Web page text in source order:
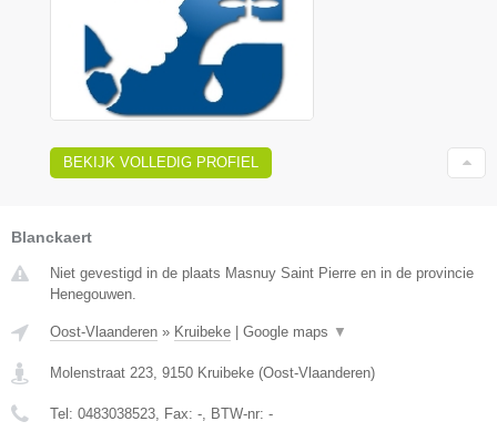
BEKIJK VOLLEDIG PROFIEL
Blanckaert
Niet gevestigd in de plaats Masnuy Saint Pierre en in de provincie
Henegouwen.
Oost-Vlaanderen » Kruibeke Google maps ▼
Molenstraat 223 9150 Kruibeke (Oost-Vlaanderen)
Tel: 0483038523 , Fax: - , BTW-nr: -